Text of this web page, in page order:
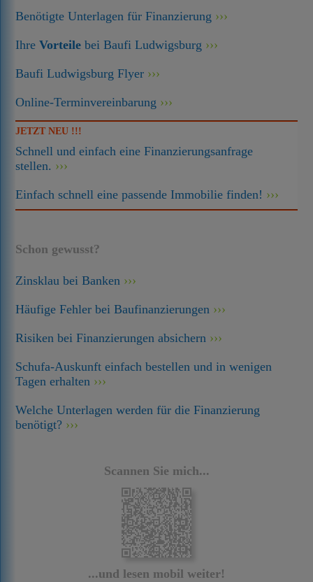
Benötigte Unterlagen für Finanzierung
IhreVorteile bei Baufi Ludwigsburg
Baufi Ludwigsburg Flyer
Online-Terminvereinbarung
JETZT NEU !!!
Schnell und einfach eine Finanzierungsanfrage
stellen.
Einfach schnell eine passende Immobilie finden!
Schon gewusst?
Zinsklau bei Banken
Häufige Fehler bei Baufinanzierungen
Risiken bei Finanzierungen absichern
Schufa-Auskunft einfach bestellen und in wenigen
Tagen erhalten
Welche Unterlagen werden für die Finanzierung
benötigt?
Scannen Sie mich...
...und lesen mobil weiter!